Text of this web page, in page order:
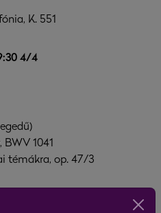
K. 551
4/4
1041
témákra, op. 47/3